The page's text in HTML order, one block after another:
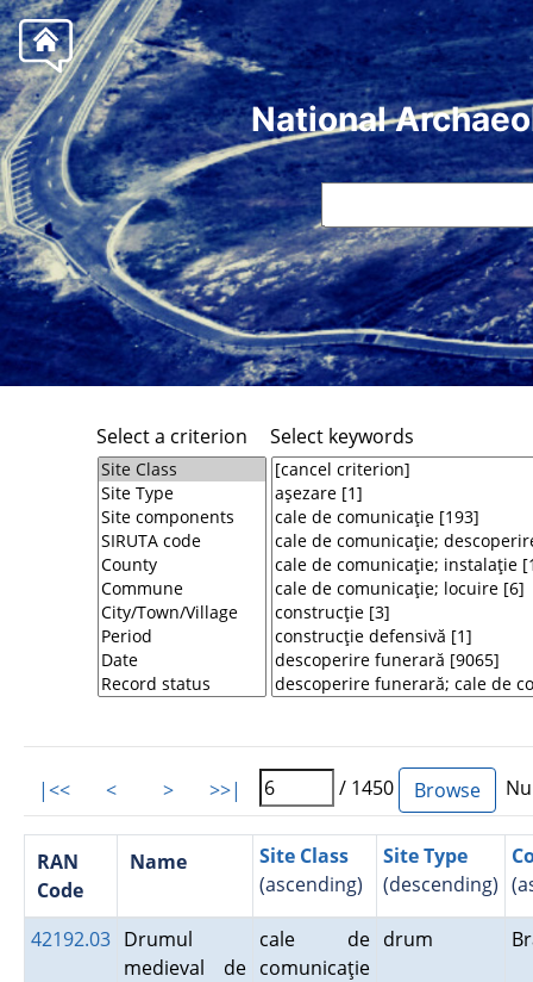
National
Select a criterion Select keywords
|<< < > >>| / 1450
RAN
Code
Name
Site Class
(ascending)
Site Type
(descending)
42192.03 Drumul
medieval de
cale de
comunicaţie
drum